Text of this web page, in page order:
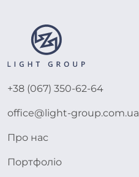
+38 (067) 350-62-64
office@light-group.com.ua
Про нас
Портфоліо